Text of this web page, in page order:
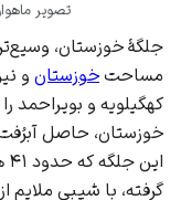
تصویر
جلگۀ خوزستان،
مساحت خوزستان و
کهگیلویه و بویراحمد
خوزستان، حاصل
این جلگه که حدود ۴۱ هزار کیلومتر از وسعت
گرفته، با شیبی ملایم